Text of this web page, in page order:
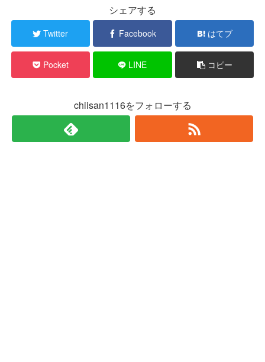
シェアする
Twitter Facebook はてブ
Pocket LINE コピー
chiisan1116をフォローする